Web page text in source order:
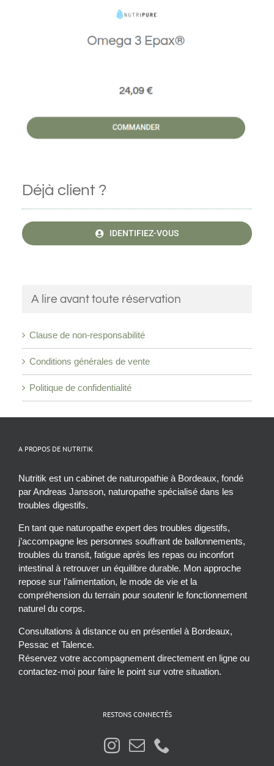
Déjà client ?
IDENTIFIEZ-VOUS
A lire avant toute réservation
Clause de non-responsabilité
Conditions générales de vente
Politique de confidentialité
A PROPOS DE NUTRITIK
Nutritik est un cabinet de naturopathie à Bordeaux, fondé
par Andreas Jansson, naturopathe spécialisé dans les
troubles digestifs.
En tant que naturopathe expert des troubles digestifs,
j’accompagne les personnes souffrant de ballonnements,
troubles du transit, fatigue après les repas ou inconfort
intestinal à retrouver un équilibre durable. Mon approche
repose sur l’alimentation, le mode de vie et la
compréhension du terrain pour soutenir le fonctionnement
naturel du corps.
Consultations à distance ou en présentiel à Bordeaux,
Pessac et Talence.
Réservez votre accompagnement directement en ligne ou
contactez-moi pour faire le point sur votre situation.
RESTONS CONNECTÉS